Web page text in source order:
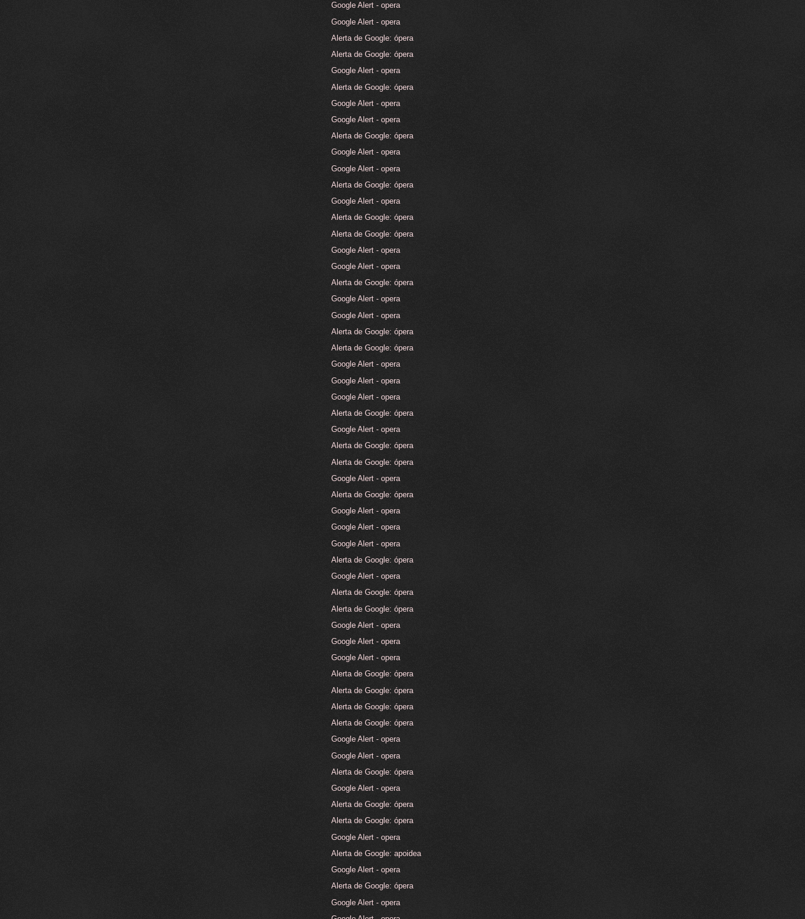
Google Alert - opera
Google Alert - opera
Alerta de Google: ópera
Alerta de Google: ópera
Google Alert - opera
Alerta de Google: ópera
Google Alert - opera
Google Alert - opera
Alerta de Google: ópera
Google Alert - opera
Google Alert - opera
Alerta de Google: ópera
Google Alert - opera
Alerta de Google: ópera
Alerta de Google: ópera
Google Alert - opera
Google Alert - opera
Alerta de Google: ópera
Google Alert - opera
Google Alert - opera
Alerta de Google: ópera
Alerta de Google: ópera
Google Alert - opera
Google Alert - opera
Google Alert - opera
Alerta de Google: ópera
Google Alert - opera
Alerta de Google: ópera
Alerta de Google: ópera
Google Alert - opera
Alerta de Google: ópera
Google Alert - opera
Google Alert - opera
Google Alert - opera
Alerta de Google: ópera
Google Alert - opera
Alerta de Google: ópera
Alerta de Google: ópera
Google Alert - opera
Google Alert - opera
Google Alert - opera
Alerta de Google: ópera
Alerta de Google: ópera
Alerta de Google: ópera
Alerta de Google: ópera
Google Alert - opera
Google Alert - opera
Alerta de Google: ópera
Google Alert - opera
Alerta de Google: ópera
Alerta de Google: ópera
Google Alert - opera
Alerta de Google: apoidea
Google Alert - opera
Alerta de Google: ópera
Google Alert - opera